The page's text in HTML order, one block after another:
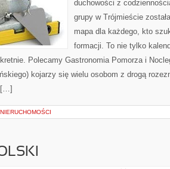
duchowości z
grupy w Trójmieście
mapa dla każdego, kto
formacji. To nie tylko
Polecamy Gastronomia Pomorza i
kojarzy się wielu osobom z drogą
[…]
NIERUCHOMOŚCI